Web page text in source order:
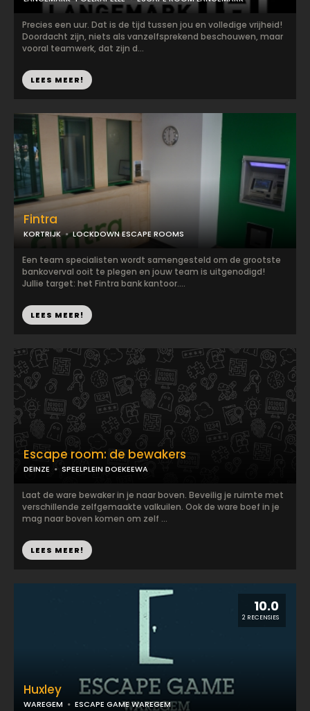
Precies een uur. Dat is de tijd tussen jou en volledige vrijheid!
Doordacht zijn, niets als vanzelfsprekend beschouwen, maar
vooral teamwerk, dat zijn d...
LEES MEER!
Fintra
KORTRIJK LOCKDOWN ESCAPE ROOMS
Een team specialisten wordt samengesteld om de grootste
bankoverval ooit te plegen en jouw team is uitgenodigd!
Jullie target: het Fintra bank kantoor....
LEES MEER!
Escape room: de bewakers
DEINZE SPEELPLEIN DOEKEEWA
Laat de ware bewaker in je naar boven. Beveilig je ruimte met
verschillende zelfgemaakte valkuilen. Ook de ware boef in je
mag naar boven komen om zelf ...
LEES MEER!
10.0
2 RECENSIES
Huxley
WAREGEM ESCAPE GAME WAREGEM